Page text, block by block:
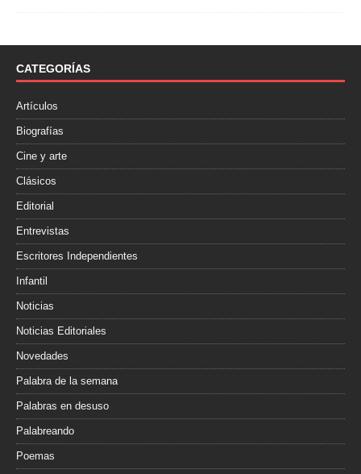
o
k
r
t
i
CATEGORÍAS
Artículos
Biografías
Cine y arte
Clásicos
Editorial
Entrevistas
Escritores Independientes
Infantil
Noticias
Noticias Editoriales
Novedades
Palabra de la semana
Palabras en desuso
Palabreando
Poemas